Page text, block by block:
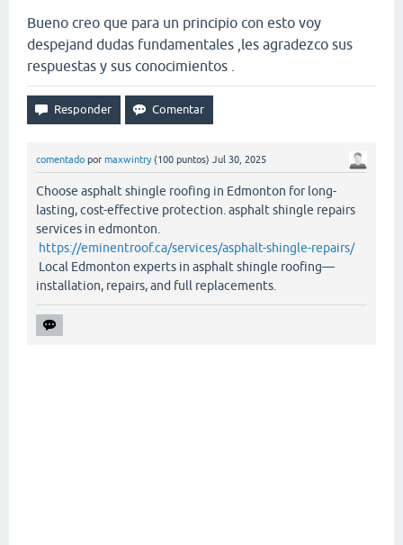
Bueno creo que para un principio con esto voy
despejand dudas fundamentales ,les agradezco sus
respuestas y sus conocimientos .
comentado por maxwintry (100 puntos) Jul 30, 2025
Choose asphalt shingle roofing in Edmonton for long-
lasting, cost-effective protection. asphalt shingle repairs
services in edmonton.
https://eminentroof.ca/services/asphalt-shingle-repairs/
Local Edmonton experts in asphalt shingle roofing—
installation, repairs, and full replacements.